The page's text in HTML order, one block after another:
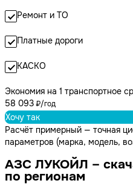
Ремонт и ТО
Платные дороги
КАСКО
Экономия на 1 транспортное
58 093 ₽/год
Хочу так
Расчёт примерный — точная
параметров (марка, модель,
АЗС ЛУКОЙЛ –
по регионам